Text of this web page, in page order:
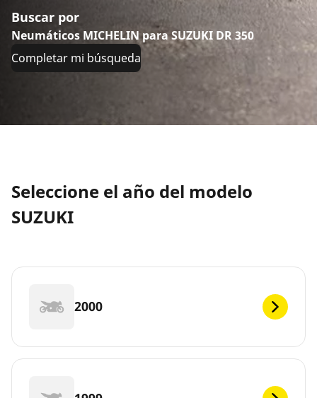
Buscar por
Neumáticos MICHELIN para SUZUKI DR 350
Completar mi búsqueda
Seleccione el año del modelo
SUZUKI
2000